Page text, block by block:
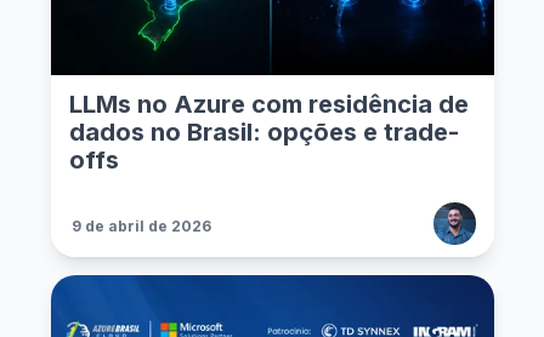
LLMs no Azure com residência de
dados no Brasil: opções e trade-
offs
9 de abril de 2026